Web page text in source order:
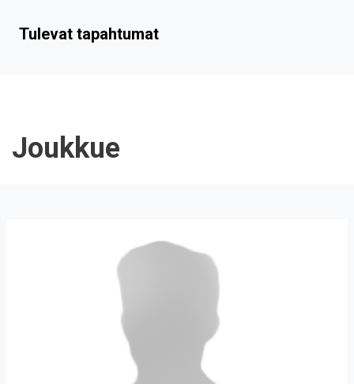
Tulevat tapahtumat
Joukkue